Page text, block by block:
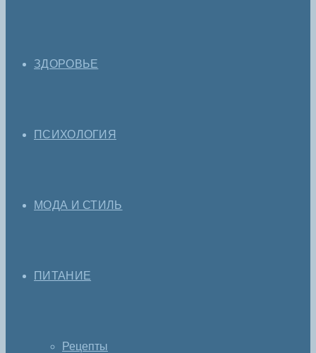
ЗДОРОВЬЕ
ПСИХОЛОГИЯ
МОДА И СТИЛЬ
ПИТАНИЕ
Рецепты